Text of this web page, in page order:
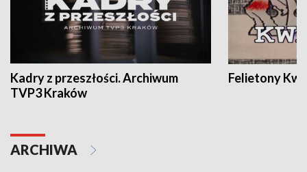
Kadry z przeszłości. Archiwum
TVP3 Kraków
Felietony
ARCHIWA